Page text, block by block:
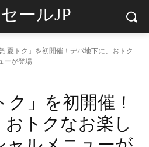
ールJP
夏トク」を初開催！デパ地下に、おトク
ーが登場
ク」を初開催！
トクなお楽し